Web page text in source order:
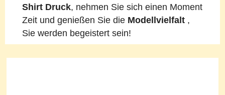
Shirt Druck, nehmen Sie sich einen Moment
Zeit und genießen Sie die Modellvielfalt ,
Sie werden begeistert sein!